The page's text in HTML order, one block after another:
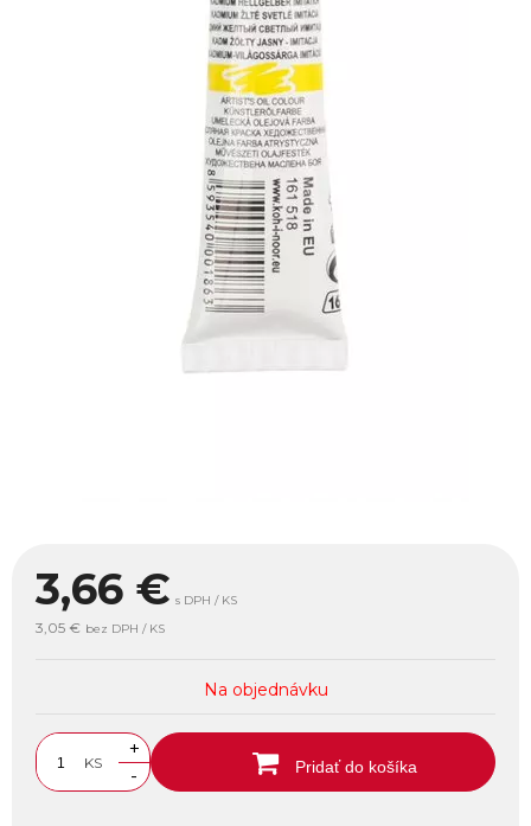
3,66 € s DPH / KS
3,05 € bez DPH / KS
Na objednávku
KS
+
-
Pridať do košíka